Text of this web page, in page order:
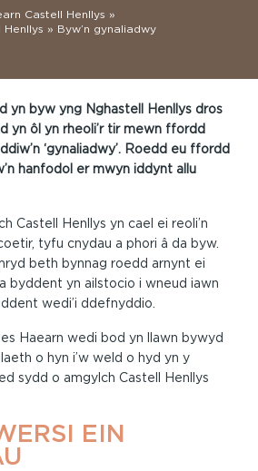
Castell Henllys »
» Byw’n gynaliadwy
yn byw yng Nghastell Henllys dros
yn ôl yn rheoli’r tir mewn ffordd
‘gynaliadwy’. Roedd eu ffordd
hanfodol er mwyn iddynt allu
Castell Henllys yn cael ei reoli’n
tyfu cnydau a phori â da byw.
beth bynnag roedd arnynt ei
byddent yn ailstocio i wneud iawn
wedi’i ddefnyddio.
Haearn wedi bod yn llawn bywyd
o hyn i’w weld o hyd yn y
sydd o amgylch Castell Henllys
EIN